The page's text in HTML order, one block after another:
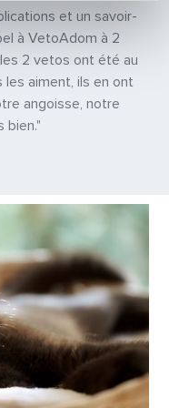
et un savoir-
à VetoAdom à 2
2 vetos ont été au
les aiment, ils en ont
angoisse, notre
bien."